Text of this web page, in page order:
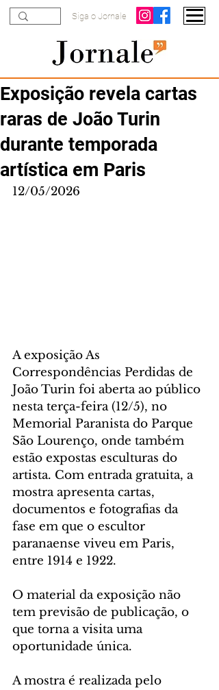
Siga o Jornale
Exposição revela cartas
raras de João Turin
durante temporada
artística em Paris
12/05/2026
A exposição As
Correspondências Perdidas de
João Turin foi aberta ao público
nesta terça-feira (12/5), no
Memorial Paranista do Parque
São Lourenço, onde também
estão expostas esculturas do
artista. Com entrada gratuita, a
mostra apresenta cartas,
documentos e fotografias da
fase em que o escultor
paranaense viveu em Paris,
entre 1914 e 1922.
O material da exposição não
tem previsão de publicação, o
que torna a visita uma
oportunidade única.
A mostra é realizada pelo